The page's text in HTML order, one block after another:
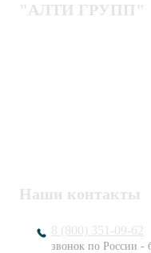
"АЛТИ ГРУПП"
Наши контакты
8 (800) 351-09-62
звонок по России -